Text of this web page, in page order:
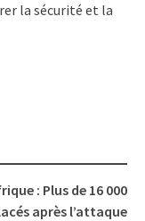
la sécurité et la
: Plus de 16 000
après l’attaque